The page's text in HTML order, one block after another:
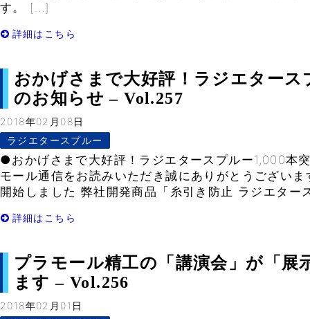
す。 […]
詳細はこちら
おかげさまで大好評！ラジエタース
のお知らせ – Vol.257
2018年02月08日
ラジエタースプルー
●おかげさまで大好評！ラジエタースプルー1,000本
モール通信をお読みいただき誠にありがとうござい
開始しました 弊社開発商品「糸引き防止 ラジエタ
詳細はこちら
プラモール精工の「講演会」が「展
ます – Vol.256
2018年02月01日